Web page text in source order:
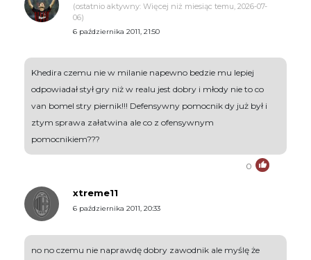
(ostatnio aktywny: Więcej niż miesiąc temu, 2026-07-
06)
6 października 2011, 21:50
Khedira czemu nie w milanie napewno bedzie mu lepiej
odpowiadał stył gry niż w realu jest dobry i młody nie to co
van bomel stry piernik!!! Defensywny pomocnik dy już był i
ztym sprawa załatwina ale co z ofensywnym
pomocnikiem???
0
xtreme11
6 października 2011, 20:33
no no czemu nie naprawdę dobry zawodnik ale myślę że